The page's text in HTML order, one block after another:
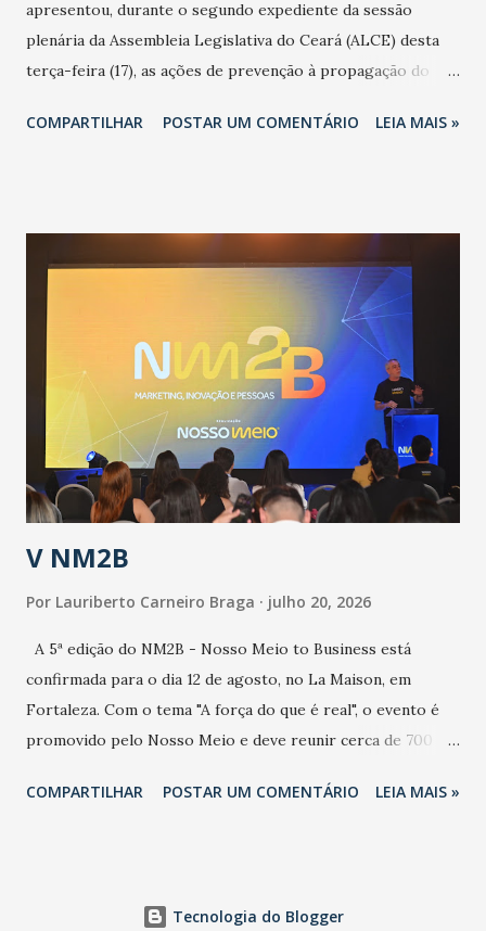
apresentou, durante o segundo expediente da sessão
plenária da Assembleia Legislativa do Ceará (ALCE) desta
terça-feira (17), as ações de prevenção à propagação do
adotadas pelo Governo do Estado na contenção da
população suspeita e de cuidados com os ambientes
públicos e domiciliares. “Nós não estamos vivendo uma
epidemia comum, como temos em todos os anos, com
aumento de casos de dengue, influenza ou H1N1. Trata-se
de uma epidemia com um vírus diferente, com um poder de
contaminação maior que outros coronavírus”, apontou o
secretário. Segundo ele, é uma epidemia com chance de
contaminação alta, podendo gerar um grande risco à
população e ao sistema de saúde. “Precisamos saber fazer a
estratificação do risco da doença, para não so...
COMPARTILHAR POSTAR UM COMENTÁRIO LEIA MAIS »
V NM2B
Por Lauriberto Carneiro Braga julho 20, 2026
A 5ª edição do NM2B - Nosso Meio to Business está
confirmada para o dia 12 de agosto, no La Maison, em
Fortaleza. Com o tema "A força do que é real", o evento é
promovido pelo Nosso Meio e deve reunir cerca de 700
e lideranças do Mercado Nacional. Desde 2022, o NM2B
LinkedIn, VISA, Grupo 3corações, TikTok e M. Dias Branco.
COMPARTILHAR POSTAR UM COMENTÁRIO LEIA MAIS »
Tecnologia do Blogger